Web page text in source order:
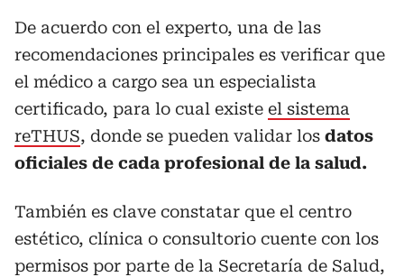
De acuerdo con el experto, una de las
recomendaciones principales es verificar que
el médico a cargo sea un especialista
certificado, para lo cual existe el sistema
reTHUS, donde se pueden validar los datos
oficiales de cada profesional de la salud.
También es clave constatar que el centro
estético, clínica o consultorio cuente con los
permisos por parte de la Secretaría de Salud,